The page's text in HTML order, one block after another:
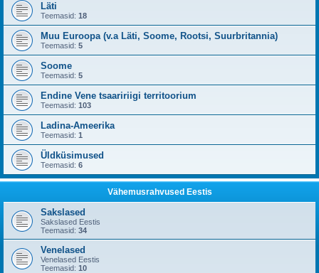
Läti
Teemasid: 18
Muu Euroopa (v.a Läti, Soome, Rootsi, Suurbritannia)
Teemasid: 5
Soome
Teemasid: 5
Endine Vene tsaaririigi territoorium
Teemasid: 103
Ladina-Ameerika
Teemasid: 1
Üldküsimused
Teemasid: 6
Vähemusrahvused Eestis
Sakslased
Sakslased Eestis
Teemasid: 34
Venelased
Venelased Eestis
Teemasid: 10